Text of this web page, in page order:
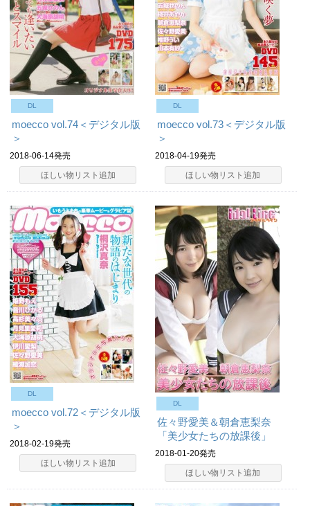
DL
moecco vol.74＜デジタル版
＞
2018-06-14発売
ほしい物リスト追加
DL
moecco vol.73＜デジタル版
＞
2018-04-19発売
ほしい物リスト追加
DL
moecco vol.72＜デジタル版
＞
2018-02-19発売
ほしい物リスト追加
DL
佐々野愛美＆朝倉恵梨奈
「美少女たちの放課後」
2018-01-20発売
ほしい物リスト追加